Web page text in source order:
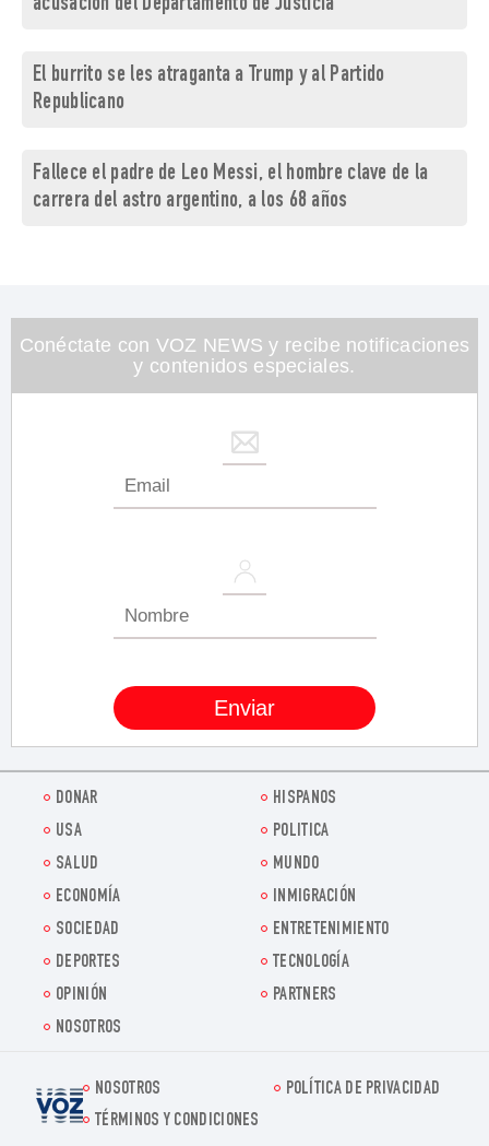
acusación del Departamento de Justicia
El burrito se les atraganta a Trump y al Partido
Republicano
Fallece el padre de Leo Messi, el hombre clave de la
carrera del astro argentino, a los 68 años
Conéctate con VOZ NEWS y recibe notificaciones
y contenidos especiales.
DONAR
HISPANOS
USA
POLITICA
SALUD
MUNDO
ECONOMÍA
INMIGRACIÓN
SOCIEDAD
ENTRETENIMIENTO
DEPORTES
TECNOLOGÍA
OPINIÓN
PARTNERS
NOSOTROS
Voz.us
NOSOTROS
POLÍTICA DE PRIVACIDAD
TÉRMINOS Y CONDICIONES